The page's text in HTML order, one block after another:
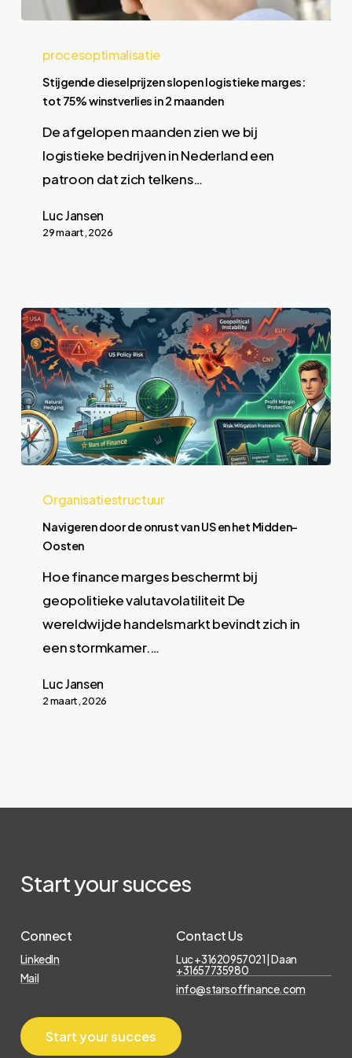
procesoptimalisatie
Stijgende dieselprijzen slopen logistieke marges:
tot 75% winstverlies in 2 maanden
De afgelopen maanden zien we bij
logistieke bedrijven in Nederland een
patroon dat zich telkens…
Luc Jansen
29 maart, 2026
Organisatiestructuur
Navigeren door de onrust van US en het Midden-
Oosten
Hoe finance marges beschermt bij
geopolitieke valutavolatiliteit De
wereldwijde handelsmarkt bevindt zich in
een stormkamer.…
Luc Jansen
2 maart, 2026
Startyoursucces
Connect
LinkedIn
Mail
Contact Us
Luc +31620957021 | Daan
+31657735980
info@starsoffinance.com
Startyoursucces